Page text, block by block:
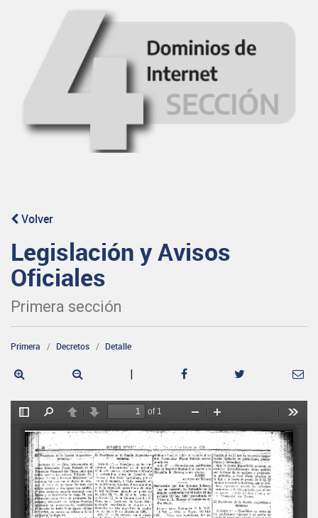
Volver
Legislación y Avisos
Oficiales
Primera sección
Primera Decretos Detalle
|